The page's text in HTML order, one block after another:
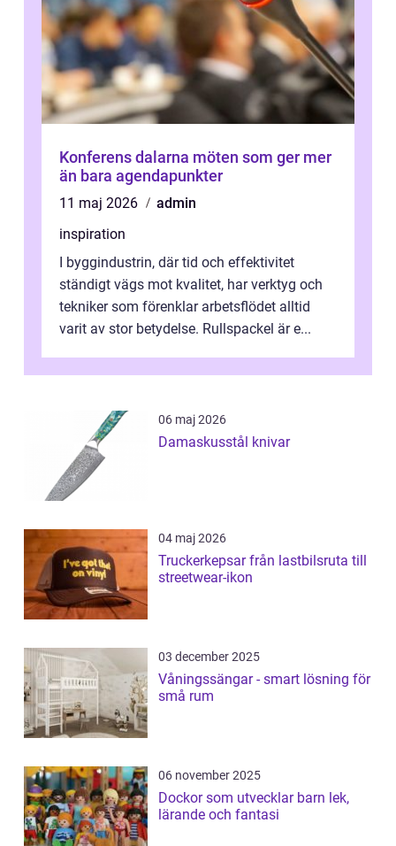
Konferens dalarna möten som ger mer
än bara agendapunkter
11 maj 2026
admin
inspiration
I byggindustrin, där tid och effektivitet
ständigt vägs mot kvalitet, har verktyg och
tekniker som förenklar arbetsflödet alltid
varit av stor betydelse. Rullspackel är e...
06 maj 2026
Damaskusstål knivar
04 maj 2026
Truckerkepsar från lastbilsruta till
streetwear-ikon
03 december 2025
Våningssängar - smart lösning för
små rum
06 november 2025
Dockor som utvecklar barn lek,
lärande och fantasi